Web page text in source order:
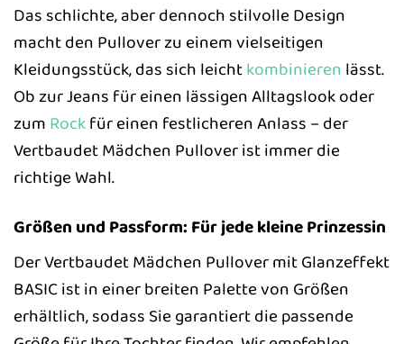
Das schlichte, aber dennoch stilvolle Design
macht den Pullover zu einem vielseitigen
Kleidungsstück, das sich leichtkombinieren lässt.
Ob zur Jeans für einen lässigen Alltagslook oder
zum Rockfür einen festlicheren Anlass – der
Vertbaudet Mädchen Pullover ist immer die
richtige Wahl.
Größen und Passform: Für jede kleine Prinzessin
Der Vertbaudet Mädchen Pullover mit Glanzeffekt
BASIC ist in einer breiten Palette von Größen
erhältlich, sodass Sie garantiert die passende